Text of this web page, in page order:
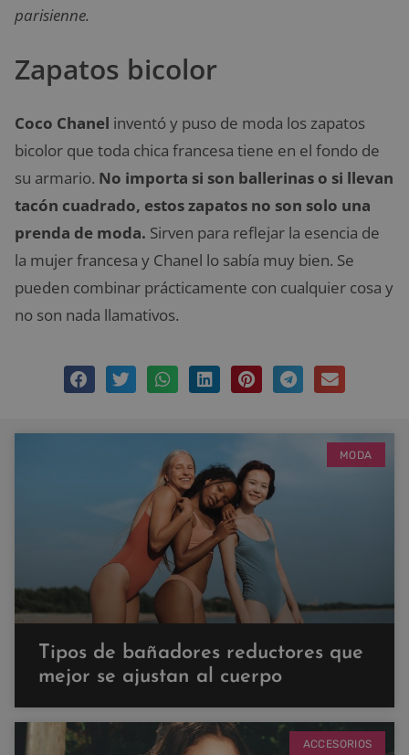
parisienne.
Zapatos bicolor
Coco Chanel inventó y puso de moda los zapatos
bicolor que toda chica francesa tiene en el fondo de
su armario. No importa si son ballerinas o si llevan
tacón cuadrado, estos zapatos no son solo una
prenda de moda. Sirven para reflejar la esencia de
la mujer francesa y Chanel lo sabía muy bien. Se
pueden combinar prácticamente con cualquier cosa y
no son nada llamativos.
MODA
Tipos de bañadores reductores que
mejor se ajustan al cuerpo
ACCESORIOS